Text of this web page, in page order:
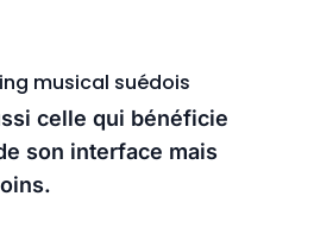
musical suédois
celle qui bénéficie
son interface mais